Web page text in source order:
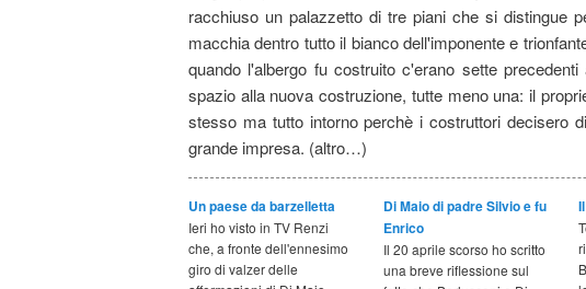
racchiuso un palazzetto di tre piani che si distingue
macchia dentro tutto il bianco dell'imponente e
quando l'albergo fu costruito c'erano sette
spazio alla nuova costruzione, tutte meno una: il
stesso ma tutto intorno perchè i costruttori decisero
grande impresa. (altro…)
Un paese da barzelletta
Ieri ho visto in TV Renzi
che, a fronte dell'ennesimo
giro di valzer delle
Di Maio di padre Silvio e fu
Enrico
Il 20 aprile scorso ho scritto
una breve riflessione sul